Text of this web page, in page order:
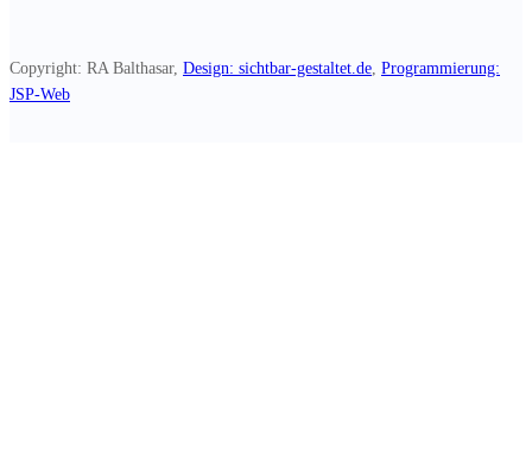
Copyright: RA Balthasar, Design: sichtbar-gestaltet.de Programmierung:
JSP-Web